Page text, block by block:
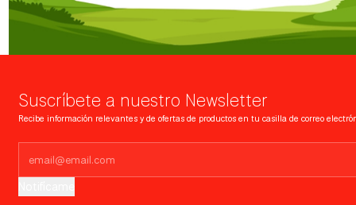
Suscríbete a nuestro Newsletter
Recibe información relevantes y de ofertas de productos en tu casilla de correo